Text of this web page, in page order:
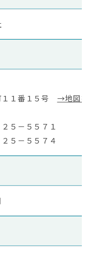
１１番１５号 →地図を
５－５５７１
５－５５７４